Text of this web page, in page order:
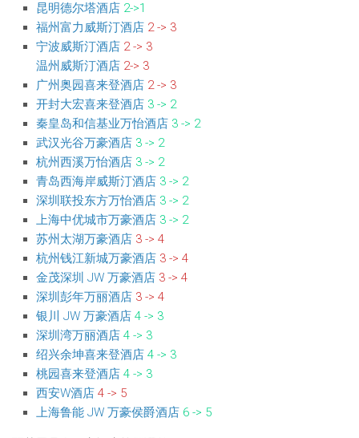
昆明德尔塔酒店 2->1
福州富力威斯汀酒店 2 -> 3
宁波威斯汀酒店 2 -> 3
温州威斯汀酒店 2-> 3
广州奥园喜来登酒店 2 -> 3
开封大宏喜来登酒店 3 -> 2
秦皇岛和信基业万怡酒店 3 -> 2
武汉光谷万豪酒店 3 -> 2
杭州西溪万怡酒店 3 -> 2
青岛西海岸威斯汀酒店 3 -> 2
深圳联投东方万怡酒店 3 -> 2
上海中优城市万豪酒店 3 -> 2
苏州太湖万豪酒店 3 -> 4
杭州钱江新城万豪酒店 3 -> 4
金茂深圳 JW 万豪酒店 3 -> 4
深圳彭年万丽酒店 3 -> 4
银川 JW 万豪酒店 4 -> 3
深圳湾万丽酒店 4 -> 3
绍兴余坤喜来登酒店 4 -> 3
桃园喜来登酒店 4 -> 3
西安W酒店 4 -> 5
上海鲁能 JW 万豪侯爵酒店 6 -> 5